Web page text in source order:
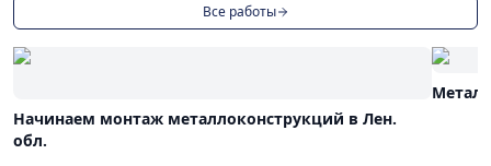
Все работы
Начинаем монтаж металлоконструкций в Лен.
обл.